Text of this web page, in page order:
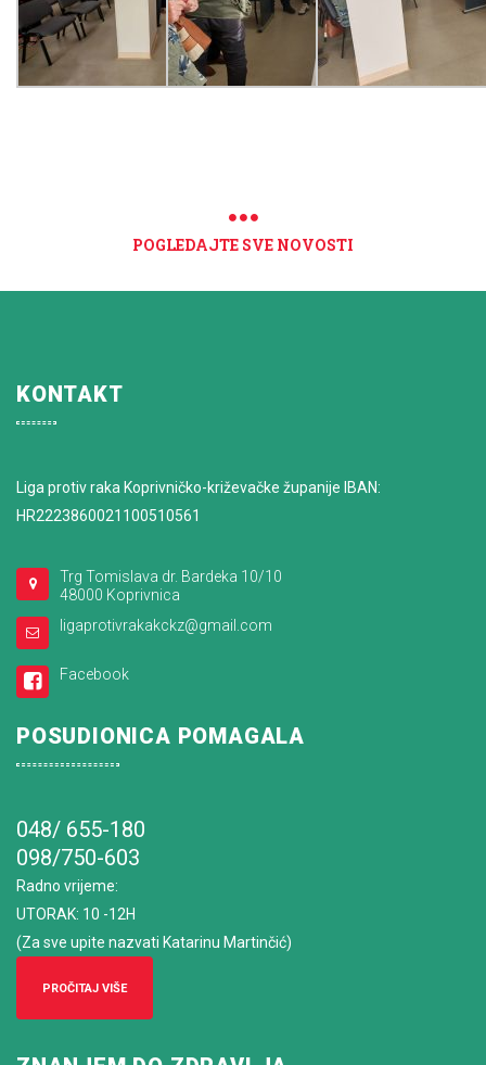
POGLEDAJTE SVE NOVOSTI
KONTAKT
Liga protiv raka Koprivničko-križevačke županije IBAN:
HR2223860021100510561
Trg Tomislava dr. Bardeka 10/10
48000 Koprivnica
ligaprotivrakakckz@gmail.com
Facebook
POSUDIONICA POMAGALA
048/ 655-180
098/750-603
Radno vrijeme:
UTORAK: 10 -12H
(Za sve upite nazvati Katarinu Martinčić)
PROČITAJ VIŠE